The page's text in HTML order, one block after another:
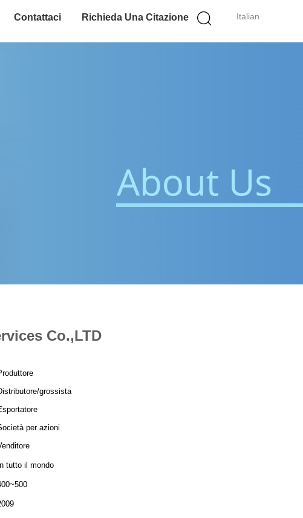
Italian
Contattaci Richieda Una Citazione
Co.,LTD
grossista
per azioni
In tutto il mondo